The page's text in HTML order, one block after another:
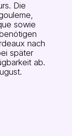
Die
sowie
nach
später
ab.